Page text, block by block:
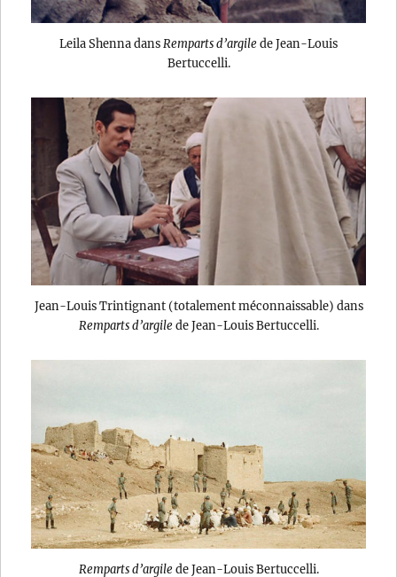
Leila Shenna dans Remparts d’argilede Jean-Louis
Bertuccelli.
Jean-Louis Trintignant (totalement méconnaissable) dans
Remparts d’argilede Jean-Louis Bertuccelli.
Remparts d’argilede Jean-Louis Bertuccelli.